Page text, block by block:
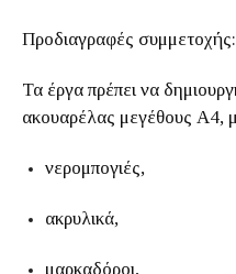
Προδιαγραφές συμμετοχής:
Τα έργα πρέπει να
ακουαρέλας μεγέθους Α4,
νερομπογιές,
ακρυλικά,
μαρκαδόροι,